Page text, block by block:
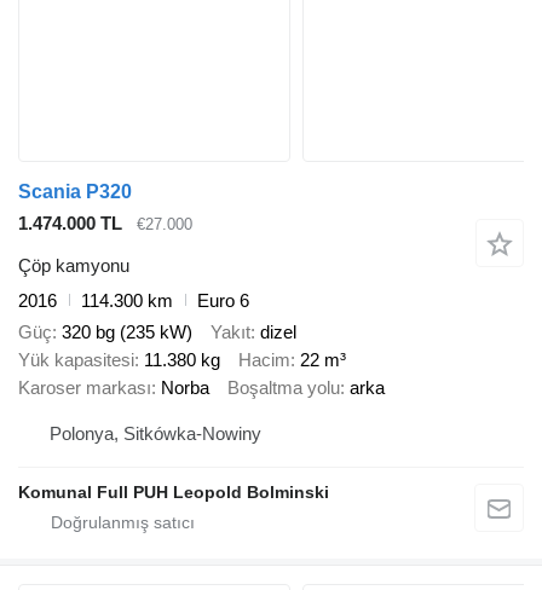
Scania P320
1.474.000 TL
€27.000
Çöp kamyonu
2016
114.300 km
Euro 6
Güç 320 bg (235 kW) Yakıt dizel
Yük kapasitesi 11.380 kg Hacim 22 m³
Karoser markası Norba Boşaltma yolu arka
Polonya, Sitkówka-Nowiny
Komunal Full PUH Leopold Bolminski